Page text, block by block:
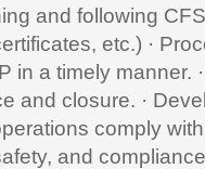
and following
etc.) ·
in a timely manner.
and closure. ·
comply
and